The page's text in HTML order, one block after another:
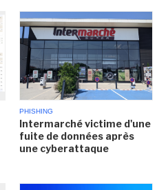
PHISHING
Intermarché victime d'une
fuite de données après
une cyberattaque